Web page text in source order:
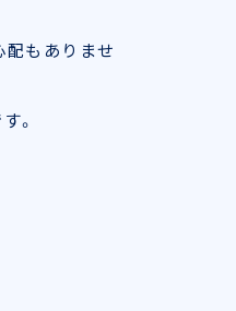
もありませ
。